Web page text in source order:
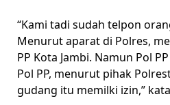
“Kami tadi sudah telpon
Menurut aparat di Polres,
PP Kota Jambi. Namun Pol
Pol PP, menurut pihak
gudang itu memilki izin,”